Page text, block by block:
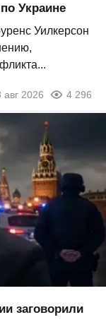
Украине
Уилкерсон
авг 2026 4 296
заговорили